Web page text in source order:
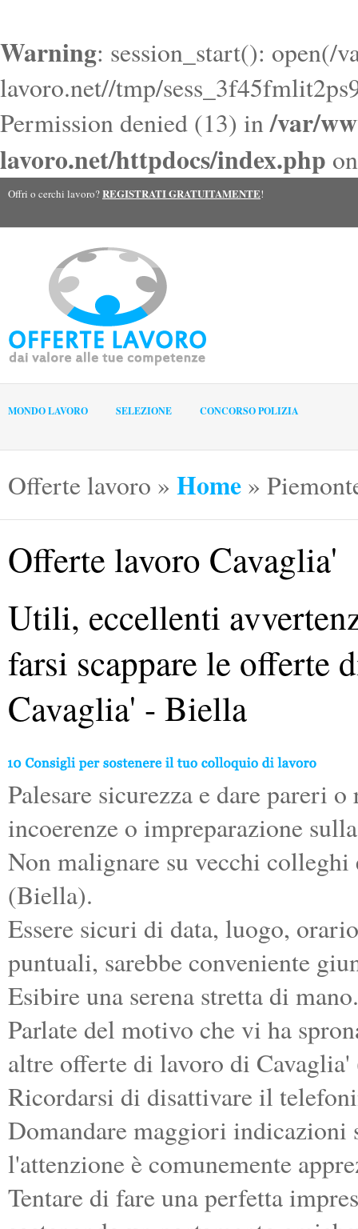
Warning: session_start(): open(/
lavoro.net//tmp/
Permission denied (13) in/var/
lavoro.net/httpdocs/index.php
Offri o cerchi lavoro?REGISTRATI GRATUITAMENTE!
MONDO LAVORO SELEZIONE CONCORSO POLIZIA
Offerte lavoro » Home »
Offerte lavoro Cavaglia'
Utili, eccellenti
farsi scappare le offerte
Cavaglia' - Biella
Palesare sicurezza e dare pareri
incoerenze o impreparazione
Non malignare su vecchi
(Biella).
Essere sicuri di data, luogo,
puntuali, sarebbe conveniente
Esibire una serena stretta di mano.
Parlate del motivo che vi ha
altre offerte di lavoro di
Ricordarsi di disattivare il
Domandare maggiori indicazioni
l'attenzione è comunemente
Tentare di fare una perfetta